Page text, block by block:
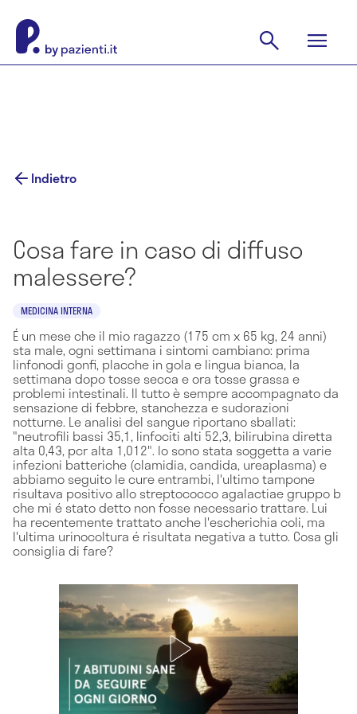
Indietro
Cosa fare in caso di diffuso
malessere?
MEDICINA INTERNA
É un mese che il mio ragazzo (175 cm x 65 kg, 24 anni)
sta male, ogni settimana i sintomi cambiano: prima
linfonodi gonfi, placche in gola e lingua bianca, la
settimana dopo tosse secca e ora tosse grassa e
problemi intestinali. Il tutto è sempre accompagnato da
sensazione di febbre, stanchezza e sudorazioni
notturne. Le analisi del sangue riportano sballati:
"neutrofili bassi 35,1, linfociti alti 52,3, bilirubina diretta
alta 0,43, pcr alta 1,012". Io sono stata soggetta a varie
infezioni batteriche (clamidia, candida, ureaplasma) e
abbiamo seguito le cure entrambi, l'ultimo tampone
risultava positivo allo streptococco agalactiae gruppo b
che mi é stato detto non fosse necessario trattare. Lui
ha recentemente trattato anche l'escherichia coli, ma
l'ultima urinocoltura é risultata negativa a tutto. Cosa gli
consiglia di fare?